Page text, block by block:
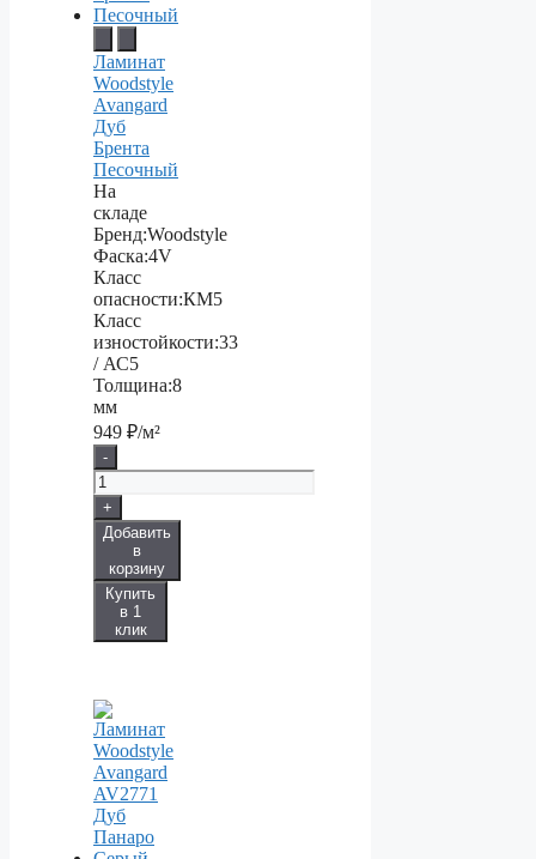
Ламинат
Woodstyle
Avangard
Дуб
Брента
Песочный
На
складе
Бренд:Woodstyle
Фаска:4V
Класс
опасности:КМ5
Класс
изностойкости:33
/ АС5
Толщина:8
мм
949 ₽/м²
-
+
Добавить
в
корзину
Купить
в 1
клик